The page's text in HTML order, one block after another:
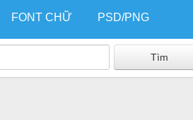
FONT CHỮ PSD/PNG